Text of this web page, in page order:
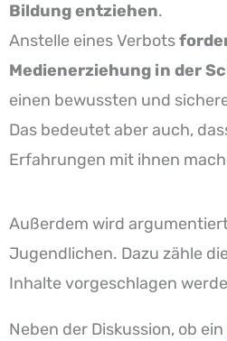
Bildung entziehen.
Anstelle eines Verbots
Medienerziehung in der
einen bewussten und
Das bedeutet aber auch,
Erfahrungen mit ihnen
Außerdem wird
Jugendlichen. Dazu zähle
Inhalte vorgeschlagen
Neben der Diskussion, ob